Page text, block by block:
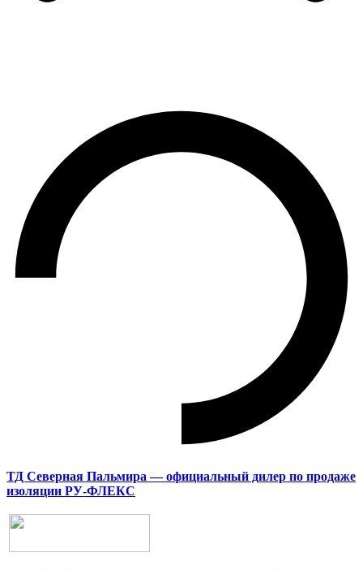
ТД Северная Пальмира — официальный дилер по продаже
изоляции РУ-ФЛЕКС